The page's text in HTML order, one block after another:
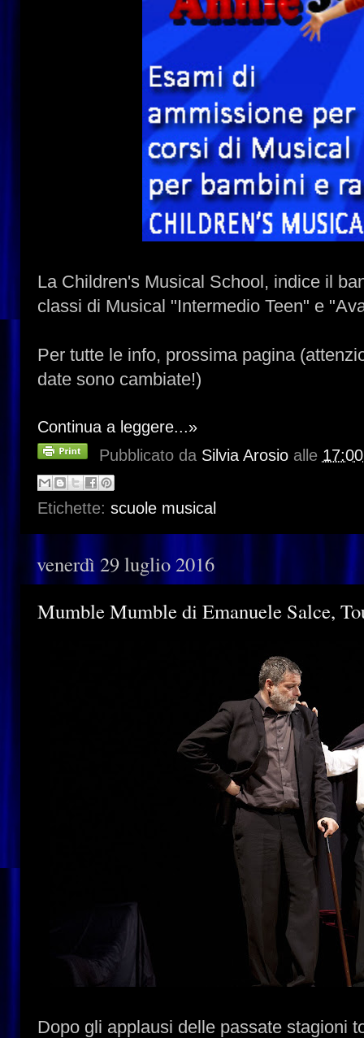
La Children's Musical School, indice il
classi di Musical "Intermedio Teen" e
Per tutte le info, prossima pagina
date sono cambiate!)
Continua a leggere...»
Pubblicato da Silvia Arosio alle
Etichette: scuole musical
venerdì 29 luglio 2016
Mumble Mumble di Emanuele Salce,
Dopo gli applausi delle passate stagioni